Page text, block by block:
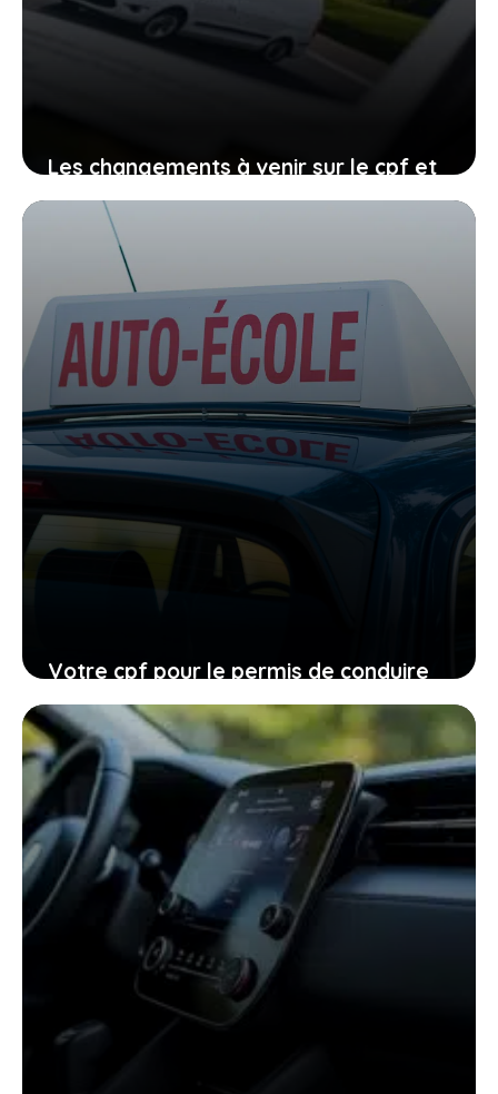
Les changements à venir sur le cpf et
le permis de conduire, comment vous
organiser avant qu’il ne soit trop tard
27 janvier 2026
Votre cpf pour le permis de conduire
expire en 2026, ne laissez pas filer
cette ultime chance
27 janvier 2026